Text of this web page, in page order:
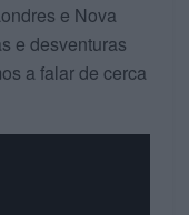
e Nova
e desventuras
a falar de cerca